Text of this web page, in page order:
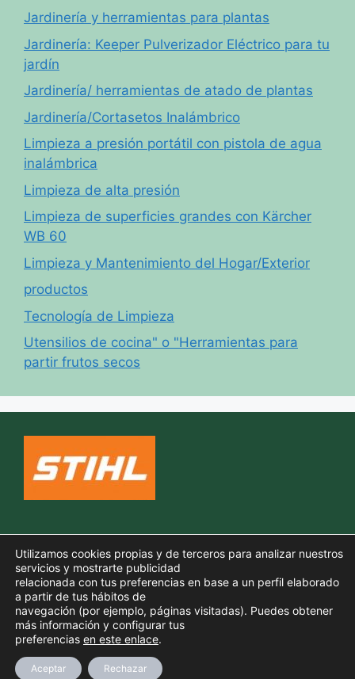
Jardinería y herramientas para plantas
Jardinería: Keeper Pulverizador Eléctrico para tu
jardín
Jardinería/ herramientas de atado de plantas
Jardinería/Cortasetos Inalámbrico
Limpieza a presión portátil con pistola de agua
inalámbrica
Limpieza de alta presión
Limpieza de superficies grandes con Kärcher
WB 60
Limpieza y Mantenimiento del Hogar/Exterior
productos
Tecnología de Limpieza
Utensilios de cocina" o "Herramientas para
partir frutos secos
Aviso legal
Política de privacidad
GeneratePress
Utilizamos cookies propias y de terceros para analizar nuestros
servicios y mostrarte publicidad
relacionada con tus preferencias en base a un perfil elaborado
a partir de tus hábitos de
navegación (por ejemplo, páginas visitadas). Puedes obtener
más información y configurar tus
preferencias en este enlace.
Aceptar Rechazar